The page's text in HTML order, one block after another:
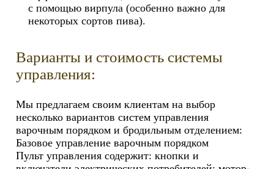
с помощью вирпула (особенно важно для
некоторых сортов пива).
Варианты и стоимость системы
управления:
Мы предлагаем своим клиентам на выбор
несколько вариантов систем управления
варочным порядком и бродильным отделением:
Базовое управление варочным порядком
Пульт управления содержит: кнопки и